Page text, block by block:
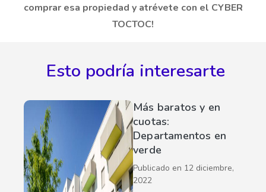
comprar esa propiedad y atrévete con el CYBER
TOCTOC!
Esto podría interesarte
Más baratos y en
cuotas:
Departamentos en
verde
Publicado en 12 diciembre,
2022